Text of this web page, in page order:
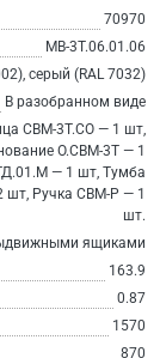
70970
МВ-3Т.06.01.06
серый (RAL 7032)
В разобранном виде
СВМ-3Т.СО — 1 шт,
О.СВМ-3Т — 1
— 1 шт, Тумба
шт, Ручка СВМ-Р — 1
шт.
ящиками
163.9
0.87
1570
870